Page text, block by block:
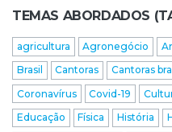
TEMAS ABORDADOS
agricultura Agronegócio
Brasil
Cantoras Cantoras
Coronavírus
Covid-19
Educação
Física História